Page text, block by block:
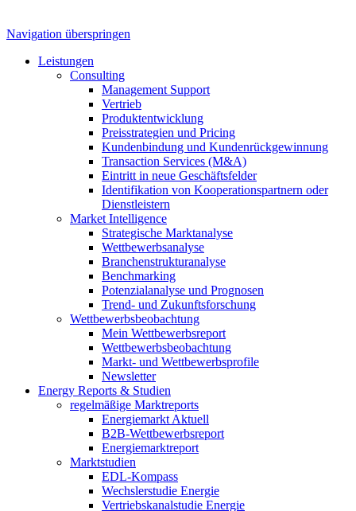
Navigation überspringen
Leistungen
Consulting
Management Support
Vertrieb
Produktentwicklung
Preisstrategien und Pricing
Kundenbindung und Kundenrückgewinnung
Transaction Services (M&A)
Eintritt in neue Geschäftsfelder
Identifikation von Kooperationspartnern oder
Dienstleistern
Market Intelligence
Strategische Marktanalyse
Wettbewerbsanalyse
Branchenstrukturanalyse
Benchmarking
Potenzialanalyse und Prognosen
Trend- und Zukunftsforschung
Wettbewerbs­beobachtung
Mein Wettbewerbsreport
Wettbewerbsbeobachtung
Markt- und Wettbewerbsprofile
Newsletter
Energy Reports & Studien
regelmäßige Marktreports
Energiemarkt Aktuell
B2B-Wettbewerbsreport
Energiemarktreport
Marktstudien
EDL-Kompass
Wechslerstudie Energie
Vertriebskanalstudie Energie